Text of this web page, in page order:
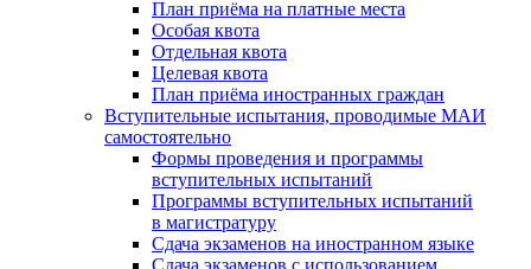
План приёма на платные места
Особая квота
Отдельная квота
Целевая квота
План приёма иностранных граждан
Вступительные испытания, проводимые МАИ
самостоятельно
Формы проведения и программы
вступительных испытаний
Программы вступительных испытаний
в магистратуру
Сдача экзаменов на иностранном языке
Сдача экзаменов с использованием